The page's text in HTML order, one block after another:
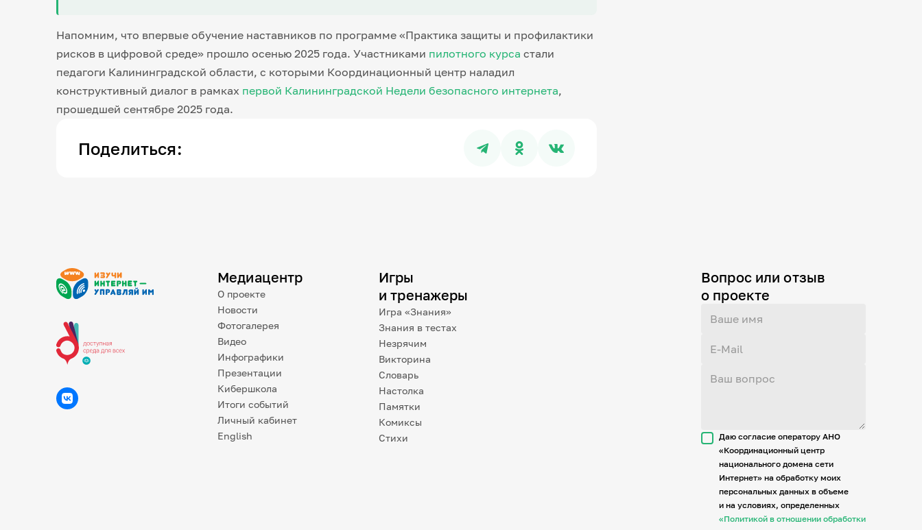
Напомним, что впервые обучение наставников по программе «Практика защиты и профилактики
рисков в цифровой среде» прошло осенью 2025 года. Участниками пилотного курса стали
педагоги Калининградской области, с которыми Координационный центр наладил
конструктивный диалог в рамках первой Калининградской Недели безопасного интернета,
прошедшей сентябре 2025 года.
Поделиться:
Медиацентр
О проекте
Новости
Фотогалерея
Видео
Инфографики
Презентации
Кибершкола
Итоги событий
Личный кабинет
English
Игры
и тренажеры
Игра «Знания»
Знания в тестах
Незрячим
Викторина
Словарь
Настолка
Памятки
Комиксы
Стихи
Вопрос или отзыв
о проекте
Даю согласие оператору АНО
«Координационный центр
национального домена сети
Интернет» на обработку моих
персональных данных в объеме
и на условиях, определенных
«Политикой в отношении обработки